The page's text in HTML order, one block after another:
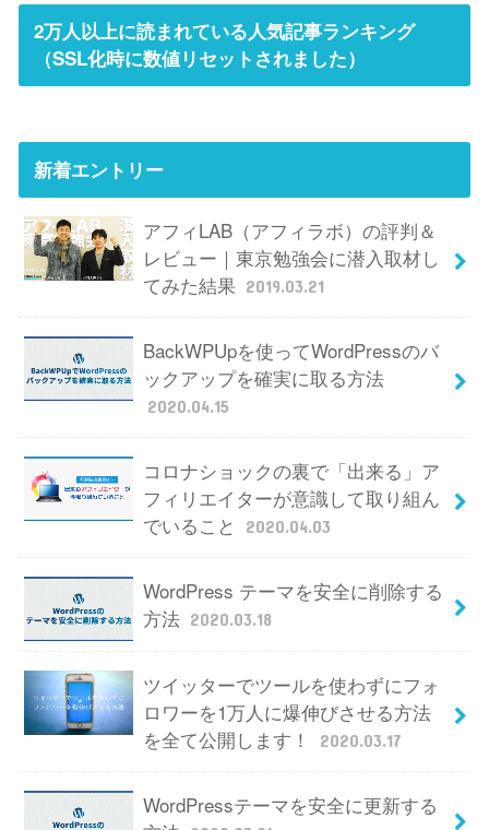
2万人以上に読まれている人気記事ランキング
（SSL化時に数値リセットされました）
新着エントリー
アフィLAB（アフィラボ）の評判＆
レビュー｜東京勉強会に潜入取材し
てみた結果
2019.03.21
BackWPUpを使ってWordPressのバ
ックアップを確実に取る方法
2020.04.15
コロナショックの裏で「出来る」ア
フィリエイターが意識して取り組ん
でいること
2020.04.03
WordPress テーマを安全に削除する
方法 2020.03.18
ツイッターでツールを使わずにフォ
ロワーを1万人に爆伸びさせる方法
を全て公開します！
2020.03.17
WordPressテーマを安全に更新する